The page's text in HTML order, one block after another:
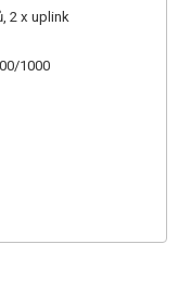
2 x uplink
1000